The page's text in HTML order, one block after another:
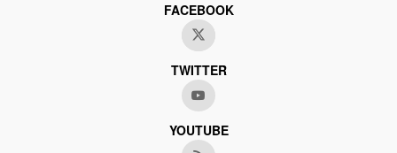
FACEBOOK
TWITTER
YOUTUBE